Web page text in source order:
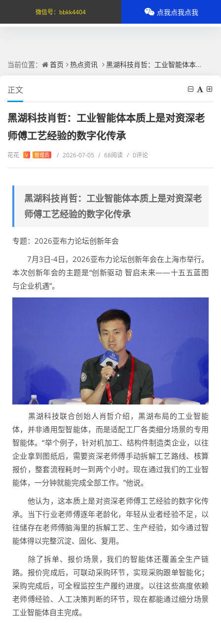
当前位置： 首页 热点资讯 黑湖科技肖哲：工业智能体本质上是对资深老师傅工艺经验的数字化传承
正文
黑湖科技肖哲：工业智能体本质上是对资深老
师傅工艺经验的数字化传承
花花 V 管理员 / 2026-07-05 / 68阅读 / 0评论
黑湖科技肖哲：工业智能体本质上是对资深老
师傅工艺经验的数字化传承
专题：2026亚布力论坛创新年会
7月3日-4日，2026亚布力论坛创新年会在上海市举行。
本次创新年会的主题是“创新驱动 智启未来——十五五蓝图
与企业机遇”。
黑湖科技联合创始人肖哲介绍，黑湖布局的工业智能
体，并非通用型智能体，而是适配工厂各类细分场景的专用
智能体。“举个例子，针对机加工、结构件制造类企业，以往
企业拿到图纸后，需要资深老师傅手动拆解工艺路线、核算
报价，整套流程耗时一到两个小时。现在通过我们的工业智
能体，一分钟就能完成全部工作。”他说。
他认为，这本质上是对资深老师傅工艺经验的数字化传
承。当下行业老师傅逐年老龄化，年轻从业者经验不足，以
往储存在老师傅脑海里的拆解工艺、生产经验，如今通过智
能体得以完整沉淀、固化、复用。
除了拆单、报价场景，我们的智能体还覆盖全生产链
路。报价完成后，可联动采购环节，实现采购跟单智能化；
采购完成后，可全程监控生产履约进度。以往这些高度依赖
老师傅经验、人工决策判断的环节，现在都能通过细分场景
工业智能体自主完成。
微信号： bbkk4404 点我点我点我